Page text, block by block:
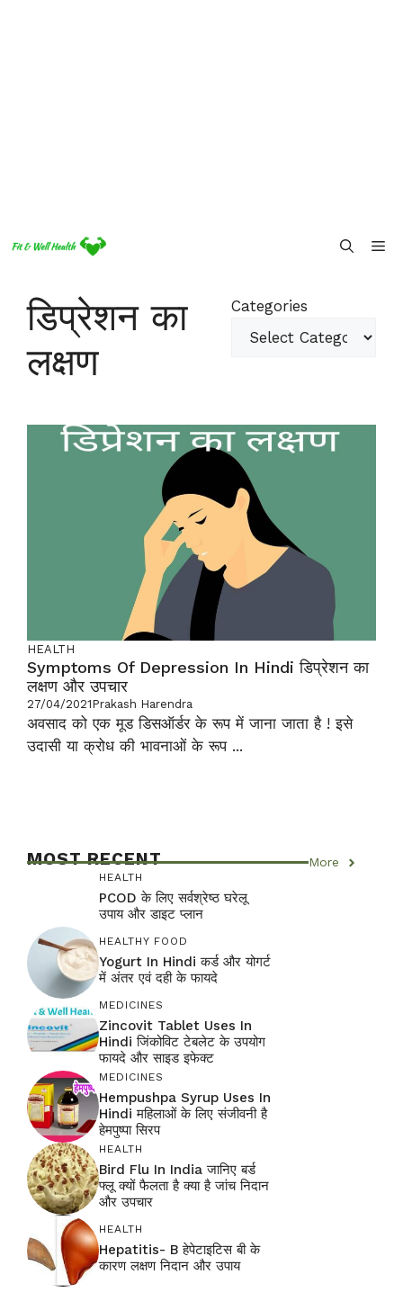
डिप्रेशन का
लक्षण
Categories
HEALTH
Symptoms Of Depression In Hindi डिप्रेशन का
लक्षण और उपचार
27/04/2021Prakash Harendra
अवसाद को एक मूड डिसऑर्डर के रूप में जाना जाता है ! इसे
उदासी या क्रोध की भावनाओं के रूप ...
MOST RECENT More
HEALTH
PCOD के लिए सर्वश्रेष्ठ घरेलू
उपाय और डाइट प्लान
HEALTHY FOOD
Yogurt In Hindi कर्ड और योगर्ट
में अंतर एवं दही के फायदे
MEDICINES
Zincovit Tablet Uses In
Hindi जिंकोविट टेबलेट के उपयोग
फायदे और साइड इफेक्ट
MEDICINES
Hempushpa Syrup Uses In
Hindi महिलाओं के लिए संजीवनी है
हेमपुष्पा सिरप
HEALTH
Bird Flu In India जानिए बर्ड
फ्लू क्यों फैलता है क्या है जांच निदान
और उपचार
HEALTH
Hepatitis- B हेपेटाइटिस बी के
कारण लक्षण निदान और उपाय